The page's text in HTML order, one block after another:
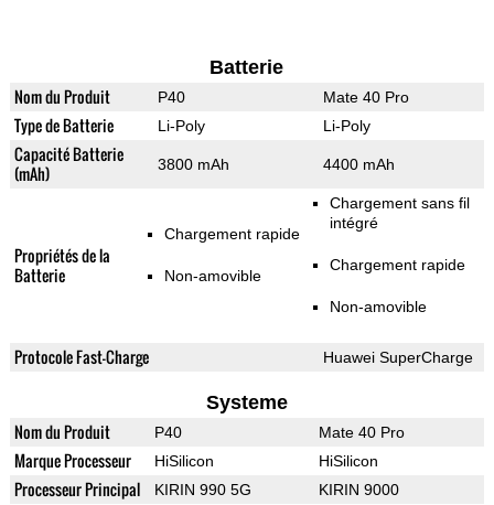
Batterie
Nom du Produit P40 Mate 40 Pro
Type de Batterie Li-Poly Li-Poly
Capacité Batterie
(mAh)
3800 mAh 4400 mAh
Propriétés de la
Batterie
Chargement rapide
Non-amovible
Chargement sans fil
intégré
Chargement rapide
Non-amovible
Protocole Fast-Charge Huawei SuperCharge
Systeme
Nom du Produit P40 Mate 40 Pro
Marque Processeur HiSilicon HiSilicon
Processeur Principal KIRIN 990 5G KIRIN 9000